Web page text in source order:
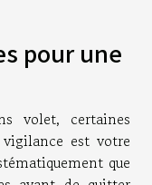
pour une
volet, certaines
est votre
que